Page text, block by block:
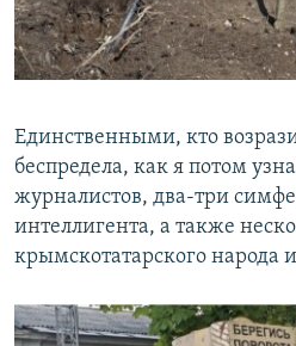
Единственными, кто
беспредела, как я потом
журналистов, два-три
интеллигента, а также
крымскотатарского народа